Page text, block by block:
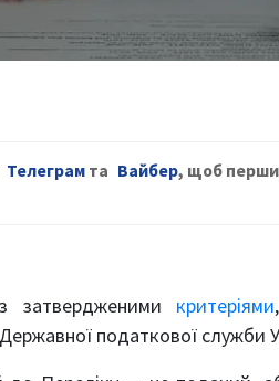
Телеграм та Вайбер, щоб
затвердженими критеріями
податкової служби